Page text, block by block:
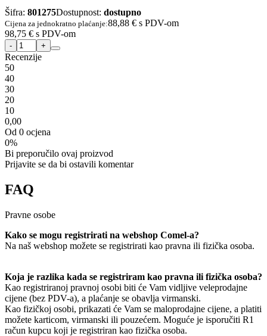
Šifra: 801275Dostupnost: dostupno
Cijena za jednokratno plaćanje:88,88 € s PDV-om
98,75 € s PDV-om
Recenzije
50
40
30
20
10
0,00
Od 0 ocjena
0%
Bi preporučilo ovaj proizvod
Prijavite se da bi ostavili komentar
FAQ
Pravne osobe
Kako se mogu registrirati na webshop Comel-a?
Na naš webshop možete se registrirati kao pravna ili fizička osoba.
Koja je razlika kada se registriram kao pravna ili fizička osoba?
Kao registriranoj pravnoj osobi biti će Vam vidljive veleprodajne
cijene (bez PDV-a), a plaćanje se obavlja virmanski.
Kao fizičkoj osobi, prikazati će Vam se maloprodajne cijene, a platiti
možete karticom, virmanski ili pouzećem. Moguće je isporučiti R1
račun kupcu koji je registriran kao fizička osoba.